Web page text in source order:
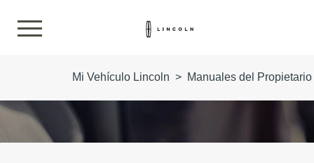
Mi Vehículo Lincoln > Manuales del